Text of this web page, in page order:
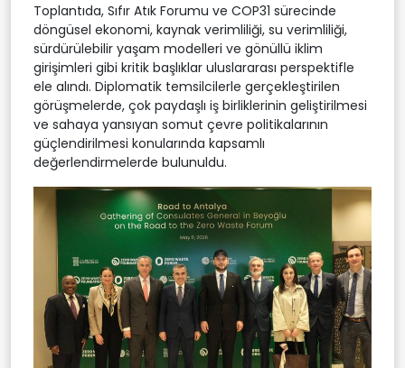
Toplantıda, Sıfır Atık Forumu ve COP31 sürecinde
döngüsel ekonomi, kaynak verimliliği, su verimliliği,
sürdürülebilir yaşam modelleri ve gönüllü iklim
girişimleri gibi kritik başlıklar uluslararası perspektifle
ele alındı. Diplomatik temsilcilerle gerçekleştirilen
görüşmelerde, çok paydaşlı iş birliklerinin geliştirilmesi
ve sahaya yansıyan somut çevre politikalarının
güçlendirilmesi konularında kapsamlı
değerlendirmelerde bulunuldu.